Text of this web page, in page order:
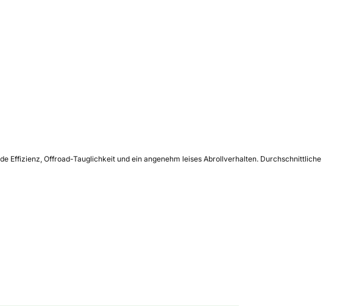
Effizienz, Offroad-Tauglichkeit und ein angenehm leises Abrollverhalten. Durchschnittliche